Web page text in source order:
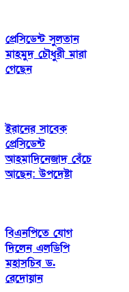
প্রেসিডেন্ট সুলতান
মাহমুদ চৌধুরী মারা
গেছেন
ইরানের সাবেক
প্রেসিডেন্ট
আহমাদিনেজাদ বেঁচে
আছেন: উপদেষ্টা
বিএনপিতে যোগ
দিলেন এলডিপি
মহাসচিব ড.
রেদোয়ান